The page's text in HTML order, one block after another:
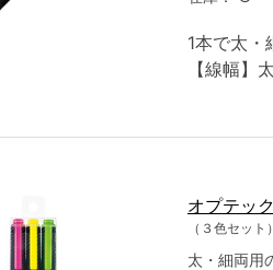
1本で太・
【線幅】
オプテッ
（３色セット）
太・細両用